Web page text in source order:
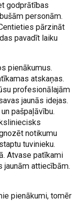
godprātības
personām.
pārzināt
pavadīt laiku
pienākumus.
atskaņas.
profesionālajām
jaunās idejas.
pašpaļāvību.
notikumu
tuvinieku.
Atvase patīkami
jaunām attiecībām.
pienākumi, tomēr